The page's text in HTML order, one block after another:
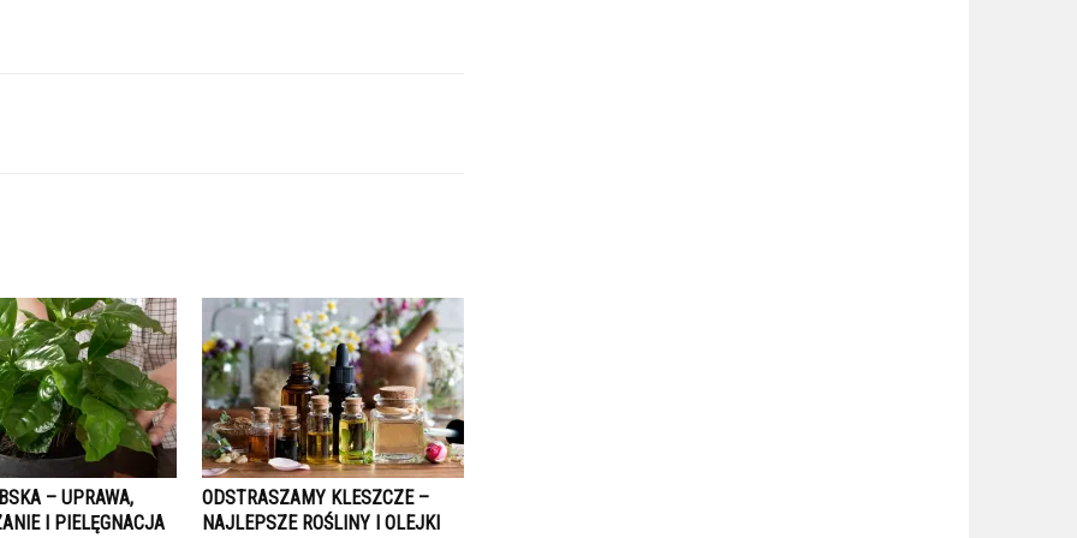
– UPRAWA,
I PIELĘGNACJA
ODSTRASZAMY KLESZCZE –
NAJLEPSZE ROŚLINY I OLEJKI